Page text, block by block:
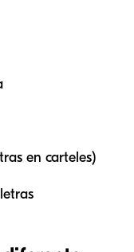
en carteles)